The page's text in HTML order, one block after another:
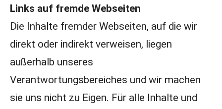
Links auf fremde Webseiten
Die Inhalte fremder Webseiten, auf die wir
direkt oder indirekt verweisen, liegen
außerhalb unseres
Verantwortungsbereiches und wir machen
sie uns nicht zu Eigen. Für alle Inhalte und